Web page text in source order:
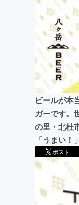
ビールが本
ガーです。
の里・北杜
「うまい！
ポスト